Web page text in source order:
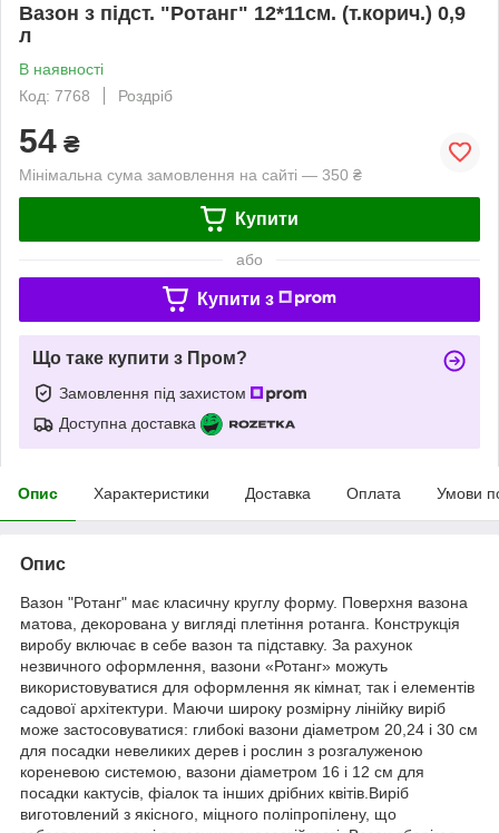
Вазон з підст. "Ротанг" 12*11см. (т.корич.) 0,9
л
В наявності
Код: 7768
Роздріб
54 ₴
Мінімальна сума замовлення на сайті — 350 ₴
Купити
або
Купити з
Що таке купити з Пром?
Замовлення під захистом
Доступна доставка
Опис Характеристики Доставка Оплата Умови
Опис
Вазон "Ротанг" має класичну круглу форму. Поверхня вазона
матова, декорована у вигляді плетіння ротанга. Конструкція
виробу включає в себе вазон та підставку. За рахунок
незвичного оформлення, вазони «Ротанг» можуть
використовуватися для оформлення як кімнат, так і елементів
садової архітектури. Маючи широку розмірну лінійку виріб
може застосовуватися: глибокі вазони діаметром 20,24 і 30 см
для посадки невеликих дерев і рослин з розгалуженою
кореневою системою, вазони діаметром 16 і 12 см для
посадки кактусів, фіалок та інших дрібних квітів.Виріб
виготовлений з якісного, міцного поліпропілену, що